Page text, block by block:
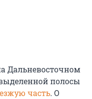
Дальневосточном
полосы
часть. О